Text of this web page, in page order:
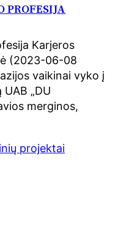
PROFESIJA
Karjeros
(2023-06-08
vaikinai vyko į
„DU
merginos,